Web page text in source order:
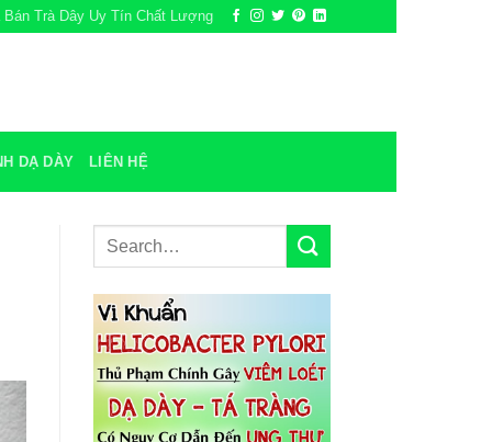
Trà Dây Uy Tín Chất Lượng
DẠ DÀY LIÊN HỆ